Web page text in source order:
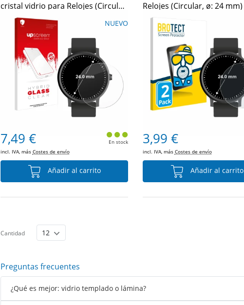
cristal vidrio para Relojes (Circular,
ø: 24 mm)
NUEVO
7,49 €
incl. IVA, más Costes de envío
En stock
Añadir al carrito
Relojes (Circular, ø: 24 mm)
3,99 €
incl. IVA, más Costes de envío
Añadir al carrito
Cantidad
Preguntas frecuentes
¿Qué es mejor: vidrio templado o lámina?